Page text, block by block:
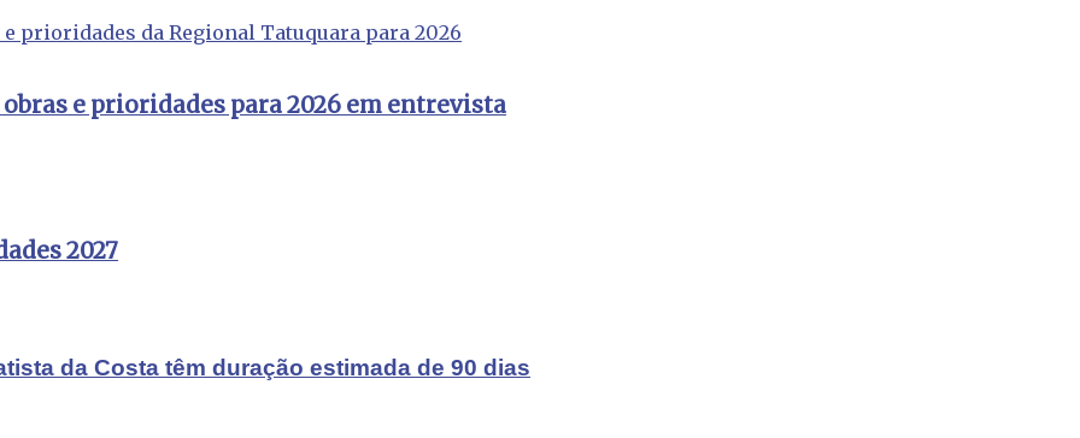
da Costa têm duração estimada de 90 dias
e prioridades para 2026 em entrevista
2027